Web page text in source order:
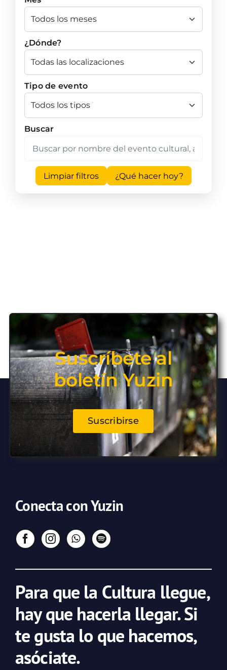
¿Dónde?
Tipo de evento
Buscar
Limpiar filtros ¿Qué hacer hoy?
Suscríbete al
boletín Yuzin
Suscribirse
Conecta con Yuzin
Para que la Cultura llegue,
hay que hacerla llegar. Si
te gusta lo que hacemos,
asóciate.